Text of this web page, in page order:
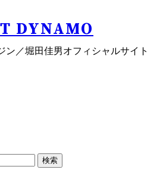
DYNAMO
ン／堀田佳男オフィシャルサイト